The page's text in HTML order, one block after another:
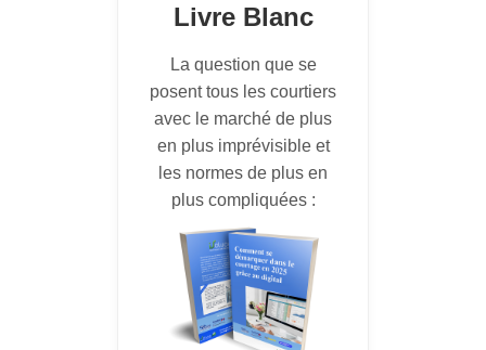
Livre Blanc
La question que se
posent tous les courtiers
avec le marché de plus
en plus imprévisible et
les normes de plus en
plus compliquées :